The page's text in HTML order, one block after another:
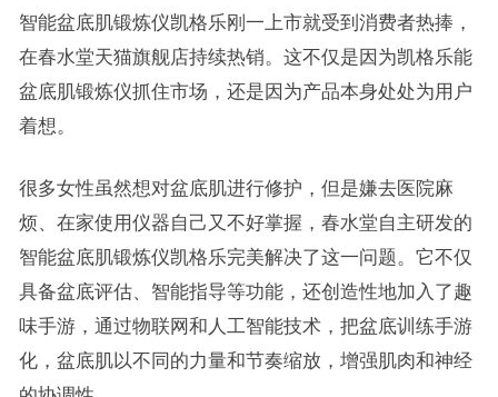
智能盆底肌锻炼仪凯格乐刚一上市就受到消费者热捧，
在春水堂天猫旗舰店持续热销。这不仅是因为凯格乐能
盆底肌锻炼仪抓住市场，还是因为产品本身处处为用户
着想。
很多女性虽然想对盆底肌进行修护，但是嫌去医院麻
烦、在家使用仪器自己又不好掌握，春水堂自主研发的
智能盆底肌锻炼仪凯格乐完美解决了这一问题。它不仅
具备盆底评估、智能指导等功能，还创造性地加入了趣
味手游，通过物联网和人工智能技术，把盆底训练手游
化，盆底肌以不同的力量和节奏缩放，增强肌肉和神经